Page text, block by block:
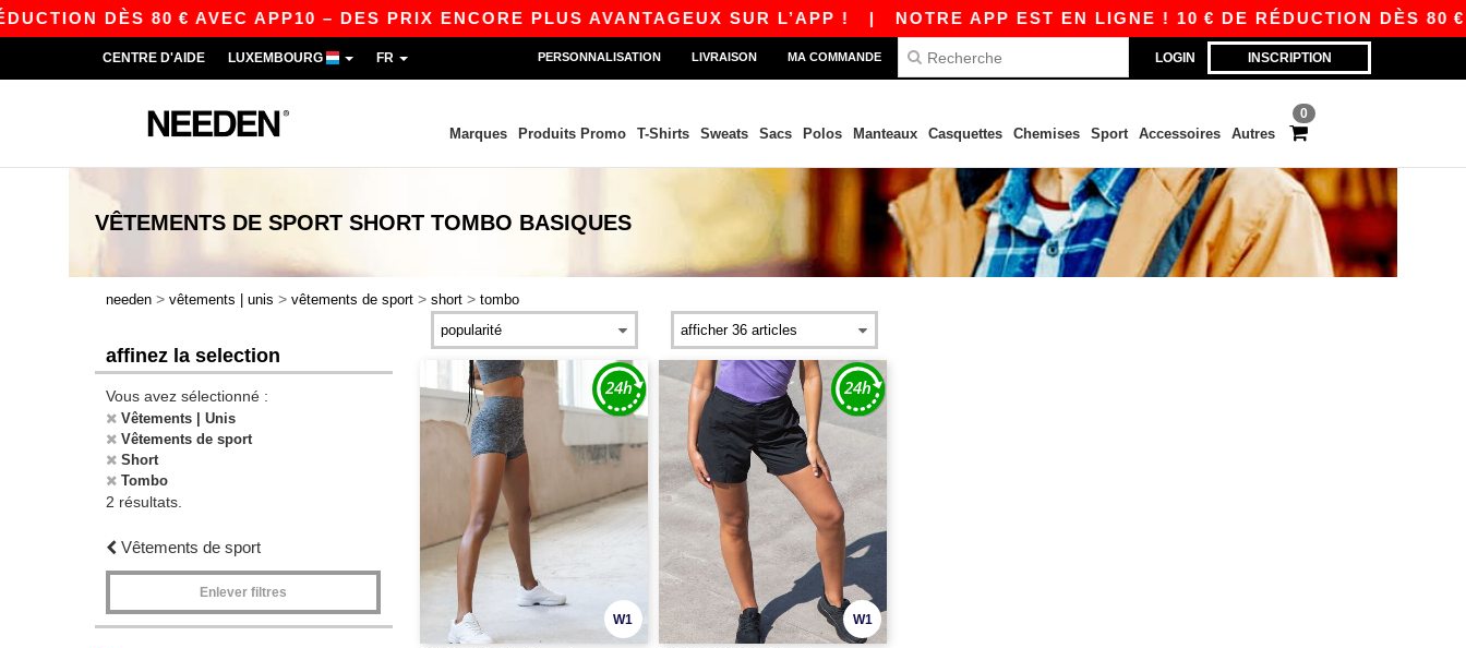
DÈS 80 € AVEC APP10 – DES PRIX ENCORE PLUS AVANTAGEUX SUR L’APP !| NOTRE APP EST EN LIGNE ! 10 € DE RÉDUCTION DÈS 80 €
LOGIN INSCRIPTION
CENTRE D'AIDE LUXEMBOURG FR PERSONNALISATION LIVRAISON MA COMMANDE
0
Marques Produits Promo T-Shirts Sweats Sacs Polos Manteaux Casquettes Chemises Sport Accessoires Autres
VÊTEMENTS DE SPORT SHORT TOMBO BASIQUES
needen > vêtements | unis > vêtements de sport > short > tombo
affinez la selection
Vous avez sélectionné :
Vêtements | Unis
Vêtements de sport
Short
Tombo
2 résultats.
Vêtements de sport
Enlever filtres
W1 W1